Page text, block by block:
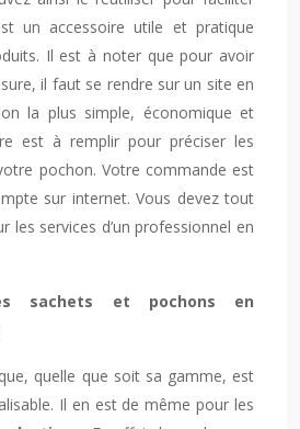
un accessoire utile et pratique
Il est à noter que pour avoir
il faut se rendre sur un site en
la plus simple, économique et
est à remplir pour préciser les
pochon. Votre commande est
sur internet. Vous devez tout
les services d’un professionnel en
sachets et pochons en
quelle que soit sa gamme, est
Il en est de même pour les